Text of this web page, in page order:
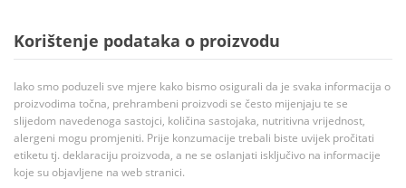
Korištenje podataka o proizvodu
Iako smo poduzeli sve mjere kako bismo osigurali da je svaka informacija o
proizvodima točna, prehrambeni proizvodi se često mijenjaju te se
slijedom navedenoga sastojci, količina sastojaka, nutritivna vrijednost,
alergeni mogu promjeniti. Prije konzumacije trebali biste uvijek pročitati
etiketu tj. deklaraciju proizvoda, a ne se oslanjati isključivo na informacije
koje su objavljene na web stranici.